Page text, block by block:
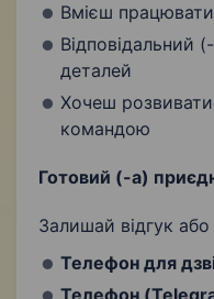
Вмієш
Відповідальний
деталей
Хочеш
командою
Готовий (-а)
Залишай відгук
Телефон для